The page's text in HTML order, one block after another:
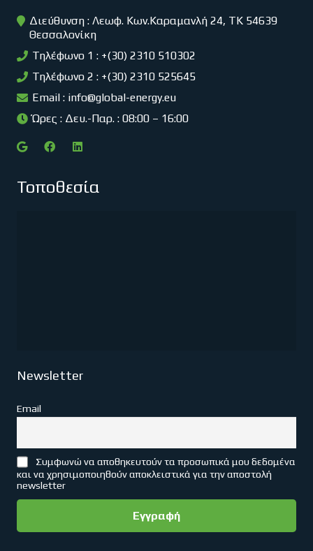
Διεύθυνση : Λεωφ. Κων.Καραμανλή 24, ΤΚ 54639
Θεσσαλονίκη
Τηλέφωνο 1 : +(30) 2310 510302
Τηλέφωνο 2 : +(30) 2310 525645
Email : info@global-energy.eu
Ώρες : Δευ.-Παρ. : 08:00 – 16:00
Τοποθεσία
Newsletter
Email
Συμφωνώ να αποθηκευτούν τα προσωπικά μου δεδομένα
και να χρησιμοποιηθούν αποκλειστικά για την αποστολή
newsletter